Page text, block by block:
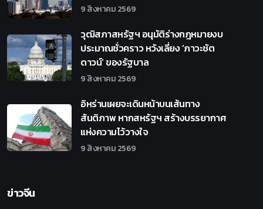
9 สิงหาคม 2569
วุฒิสภาสหรัฐฯ อนุมัติร่างกฎหมายงบ
ประมาณชั่วคราว หวังเลี่ยง ‘ภาวะชัต
ดาวน์’ ของรัฐบาล
9 สิงหาคม 2569
อิหร่านเผยจะเดินหน้าบนเส้นทาง
สันติภาพ หากสหรัฐฯ สร้างบรรยากาศ
แห่งความไว้วางใจ
9 สิงหาคม 2569
ข่าวจีน